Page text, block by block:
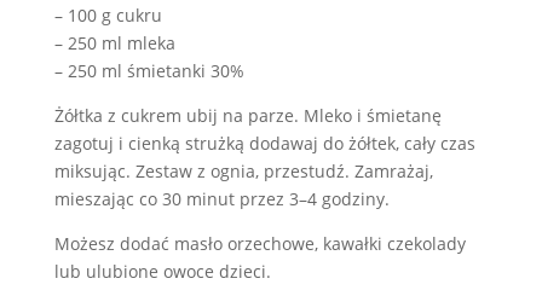
– 100 g cukru
– 250 ml mleka
– 250 ml śmietanki 30%
Żółtka z cukrem ubij na parze. Mleko i śmietanę
zagotuj i cienką strużką dodawaj do żółtek, cały czas
miksując. Zestaw z ognia, przestudź. Zamrażaj,
mieszając co 30 minut przez 3–4 godziny.
Możesz dodać masło orzechowe, kawałki czekolady
lub ulubione owoce dzieci.